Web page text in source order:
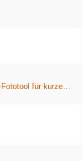
Alternative für Adobe Lightroom: 60-Euro-Fototool für kurze Zeit völlig kostenlos